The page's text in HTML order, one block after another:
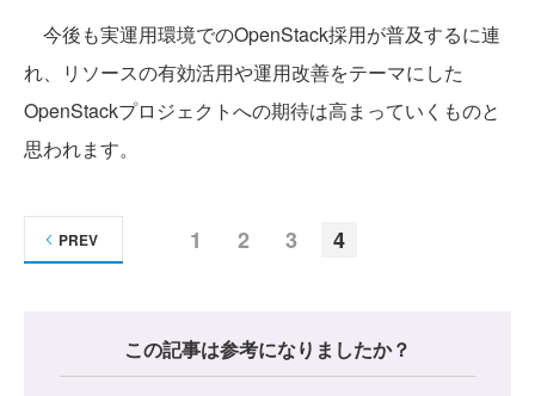
今後も実運用環境でのOpenStack採用が普及するに連
れ、リソースの有効活用や運用改善をテーマにした
OpenStackプロジェクトへの期待は高まっていくものと
思われます。
1 2 3 4
PREV
この記事は参考になりましたか？